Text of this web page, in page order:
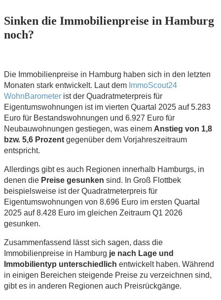
Sinken die Immobilienpreise in Hamburg
noch?
Die Immobilienpreise in Hamburg haben sich in den letzten
Monaten stark entwickelt. Laut dem ImmoScout24
WohnBarometer ist der Quadratmeterpreis für
Eigentumswohnungen ist im vierten Quartal 2025 auf 5.283
Euro für Bestandswohnungen und 6.927 Euro für
Neubauwohnungen gestiegen, was einem Anstieg von 1,8
bzw. 5,6 Prozent gegenüber dem Vorjahreszeitraum
entspricht.
Allerdings gibt es auch Regionen innerhalb Hamburgs, in
denen die Preise gesunken sind. In Groß Flottbek
beispielsweise ist der Quadratmeterpreis für
Eigentumswohnungen von 8.696 Euro im ersten Quartal
2025 auf 8.428 Euro im gleichen Zeitraum Q1 2026
gesunken.
Zusammenfassend lässt sich sagen, dass die
Immobilienpreise in Hamburg je nach Lage und
Immobilientyp unterschiedlich entwickelt haben. Während
in einigen Bereichen steigende Preise zu verzeichnen sind,
gibt es in anderen Regionen auch Preisrückgänge.